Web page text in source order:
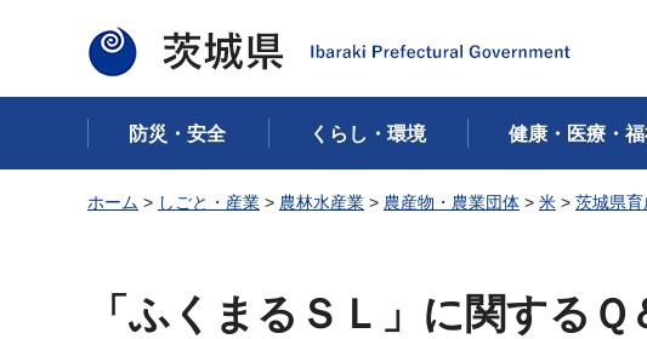
茨城県
防災・安全 くらし・環境 健康・医療・
ホーム > しごと・産業 > 農林水産業 > 農産物・農業団体 > 米 > 茨城県
「ふくまるＳＬ」に関するＱ